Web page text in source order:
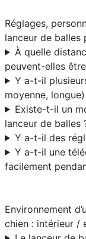
Réglages,
lanceur de balles
À quelle
peuvent-elles
Y a-t-il
moyenne,
Existe-t-il un
lanceur de balles
Y a-t-il des
Y a-t-il une
facilement
Environnement
chien : intérieur /